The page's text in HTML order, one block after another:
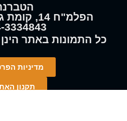
הפלמ"ח 14, קומת גלריה, כרמיאל
3334843
!כל התמונות באתר הינן
מדיניות
תקנון